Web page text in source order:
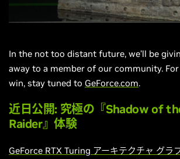
In the not too distant future, we’ll be
away to a member of our community.
win, stay tuned to GeForce.com.
近日公開: 究極の『Shadow of
Raider』体験
GeForce RTX Turing アーキテクチャ グラ